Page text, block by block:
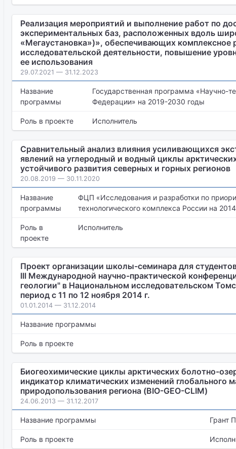
Реализация мероприятий и выполнение работ по
экспериментальных баз, расположенных вдоль
«Мегаустановка»)», обеспечивающих комплексное
исследовательской деятельности, повышение
ее использования
29.07.2021 — 31.12.2023
Название
программы
Государственная программа «Научно-
Федерации» на 2019-2030 годы
Роль в проекте Исполнитель
Сравнительный анализ влияния усиливающихся
явлений на углеродный и водный циклы
устойчивого развития северных и горных регионов
20.08.2019 — 30.11.2020
Название
программы
ФЦП «Исследования и разработки по
технологического комплекса России на
Роль в
проекте
Исполнитель
Проект организации школы-семинара для
III Международной научно-практической
геологии" в Национальном исследовательском
период с 11 по 12 ноября 2014 г.
01.01.2014 — 31.12.2014
Название программы
Роль в проекте
Биогеохимические циклы арктических болотно-
индикатор климатических изменений глобального
природопользования региона (BIO-GEO-CLIM)
24.06.2013 — 31.12.2017
Название программы Грант
Роль в проекте